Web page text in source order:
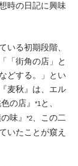
時の日記に興味
いる初期段階、
「街角の店」と
どする。」とい
麦秋』は、エル
の店』
*1 と、
味』
*2
、この二
いたことが窺え